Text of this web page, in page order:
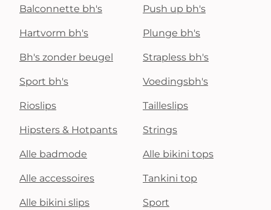
Balconnette bh's Push up bh's
Hartvorm bh's Plunge bh's
Bh's zonder beugel Strapless bh's
Sport bh's Voedingsbh's
Rioslips Tailleslips
Hipsters & Hotpants Strings
Alle badmode Alle bikini tops
Alle accessoires Tankini top
Alle bikini slips Sport